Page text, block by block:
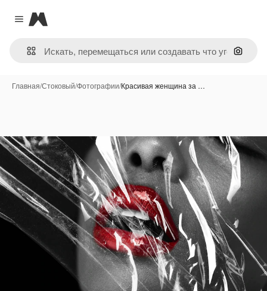
Close menu
Magnific
Поиск
Главная/Стоковый/Фотографии/Красивая женщина за …